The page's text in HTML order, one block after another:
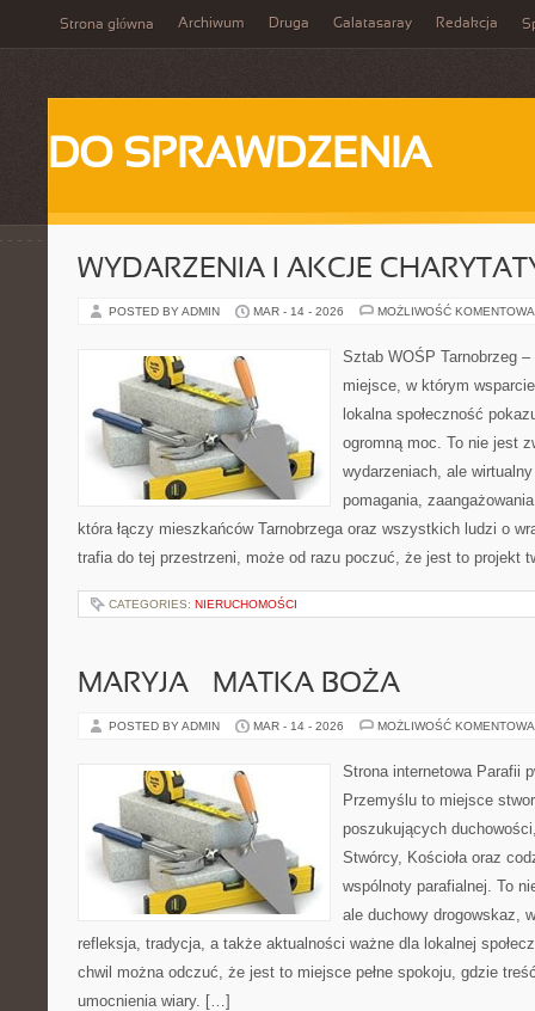
Strona główna Archiwum Druga Galatasaray Redakcja
DO SPRAWDZENIA
WYDARZENIA I AKCJE
POSTED BY ADMIN MAR - 14 - 2026 MOŻLIWOŚĆ
Sztab WOŚP Tarnobrzeg
miejsce, w którym
lokalna społeczność
ogromną moc. To nie jest
wydarzeniach, ale
pomagania,
która łączy mieszkańców Tarnobrzega oraz wszystkich ludzi o
trafia do tej przestrzeni, może od razu poczuć, że jest to projekt
CATEGORIES: NIERUCHOMOŚCI
MARYJA – MATKA BOŻA
POSTED BY ADMIN MAR - 14 - 2026 MOŻLIWOŚĆ
Strona internetowa Parafii
Przemyślu to miejsce
poszukujących
Stwórcy, Kościoła oraz
wspólnoty parafialnej. To
ale duchowy drogowskaz,
refleksja, tradycja, a także aktualności ważne dla lokalnej
chwil można odczuć, że jest to miejsce pełne spokoju, gdzie
umocnienia wiary. […]